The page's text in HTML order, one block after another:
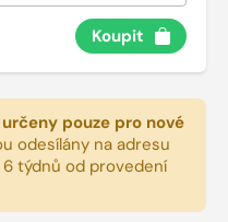
Koupit
pouze pro nové
odesílány na adresu
týdnů od provedení